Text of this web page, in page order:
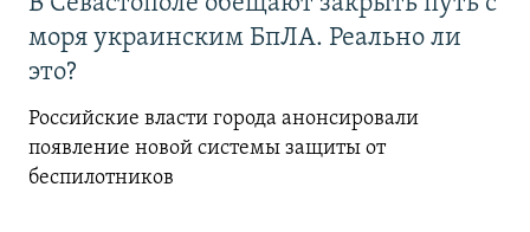
моря украинским БпЛА. Реально ли
это?
Российские власти города анонсировали
появление новой системы защиты от
беспилотников